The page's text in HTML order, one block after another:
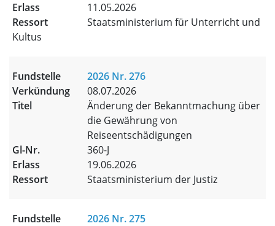
11.05.2026
Staatsministerium für Unterricht und
Kultus
2026 Nr. 276
08.07.2026
Änderung der Bekanntmachung über
die Gewährung von
Reiseentschädigungen
360-J
19.06.2026
Staatsministerium der Justiz
2026 Nr. 275